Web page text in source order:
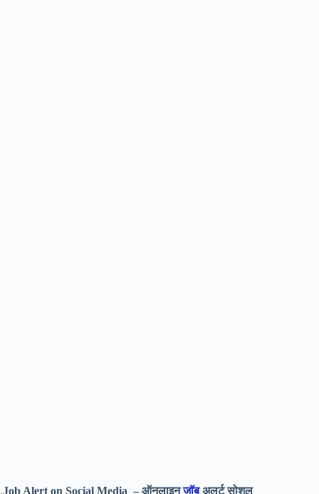
.Job Alert on Social Media – ऑनलाइनजॉबअलर्ट सोशल